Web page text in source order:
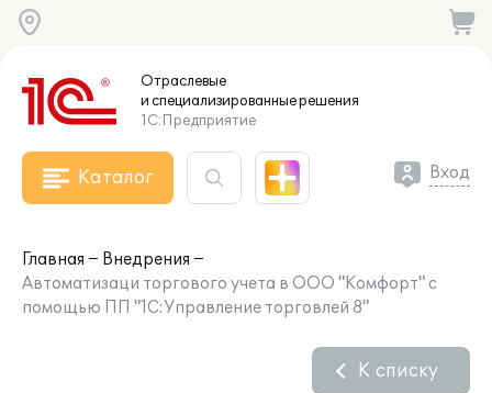
Отраслевые
и специализированныерешения
1С:Предприятие
Каталог Вход
Главная
Внедрения
Автоматизаци торгового учета в ООО "Комфорт" с
помощью ПП "1С:Управление торговлей 8"
К списку